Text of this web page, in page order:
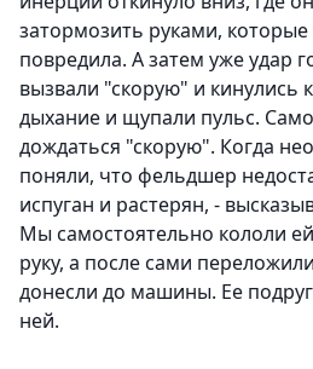
затормозить руками,
повредила. А затем уже удар
вызвали "скорую" и кинулись
дыхание и щупали пульс.
дождаться "скорую". Когда
поняли, что фельдшер
испуган и растерян, -
Мы самостоятельно кололи
руку, а после сами
донесли до машины. Ее
ней.